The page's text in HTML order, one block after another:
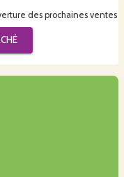
des prochaines ventes